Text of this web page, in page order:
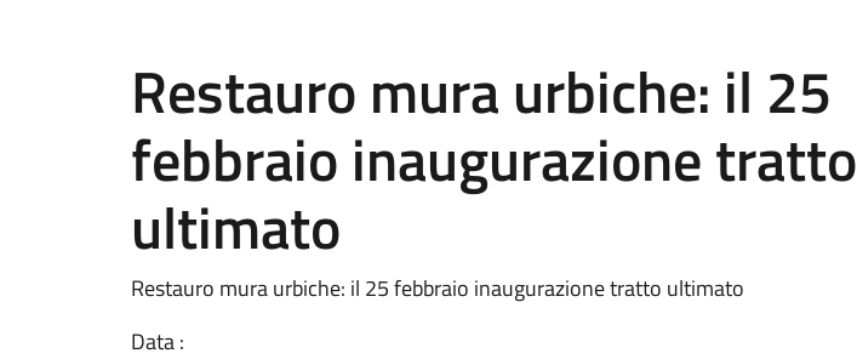
Restauro mura urbiche: il 25
febbraio inaugurazione tratto
ultimato
Restauro mura urbiche: il 25 febbraio inaugurazione tratto ultimato
Data :